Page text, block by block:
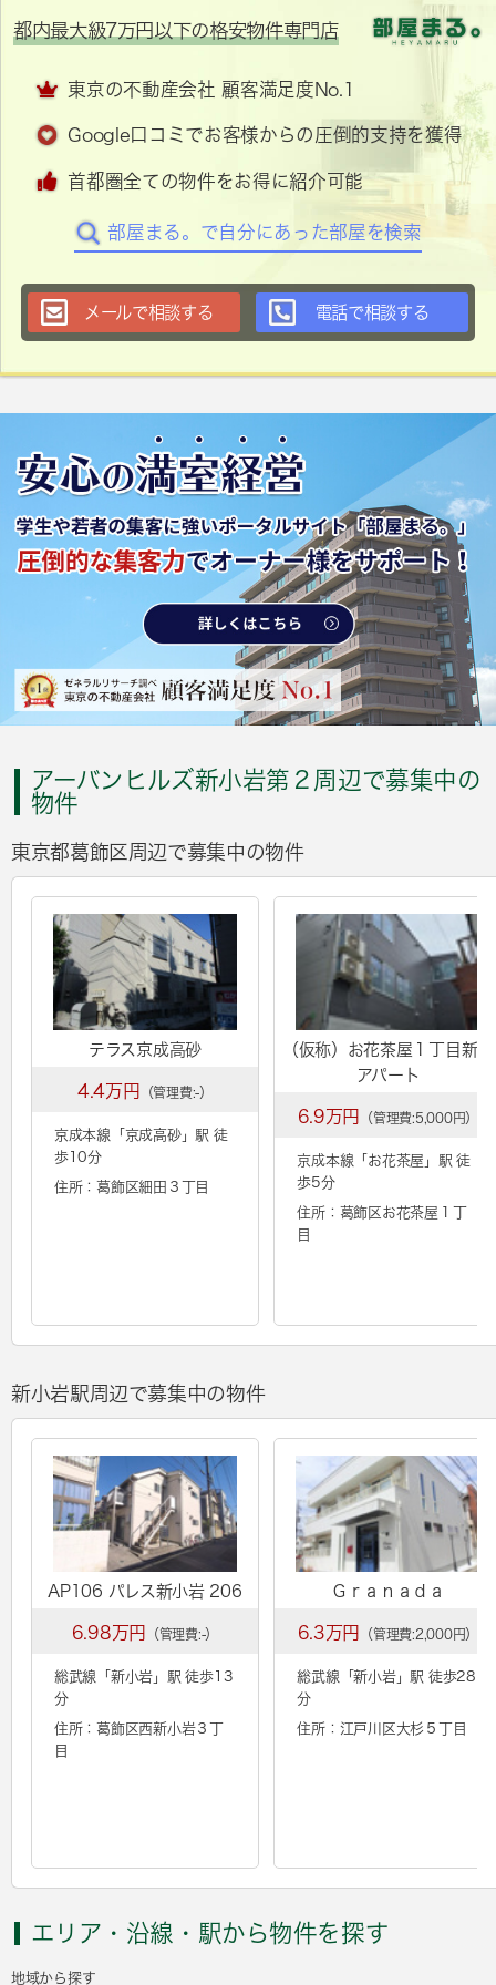
都内最大級7万円以下の格安物件専門店
東京の不動産会社 顧客満足度No.1
Google口コミでお客様からの圧倒的支持を獲得
首都圏全ての物件をお得に紹介可能
部屋まる。で自分にあった部屋を検索
メールで相談する 電話で相談する
アーバンヒルズ新小岩第２周辺で募集中の
物件
東京都葛飾区周辺で募集中の物件
テラス京成高砂
4.4万円 （管理費:-）
京成本線「 京成高砂」駅 徒
歩10分
住所：葛飾区細田３丁目
（仮称）お花茶屋１丁目新築
アパート
6.9万円 （管理費:5,000円）
京成本線「 お花茶屋 」駅 徒
歩5分
住所：葛飾区お花茶屋１丁
目
新小岩駅周辺で募集中の物件
AP106 パレス新小岩 206
6.98万円 （管理費:-）
総武線「 新小岩 」駅 徒歩13
分
住所：葛飾区西新小岩３丁
目
Ｇｒａｎａｄａ
6.3万円 （管理費:2,000円）
総武線「新小岩」駅 徒歩28
分
住所：江戸川区大杉５丁目
エリア・沿線・駅から物件を探す
地域から探す